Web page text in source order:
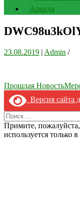
Аренда
23.08.2019 | Admin /
Навигация
по
записям
Прошлая Новость
Версия сайта
Search
for:
Примите,
используется только